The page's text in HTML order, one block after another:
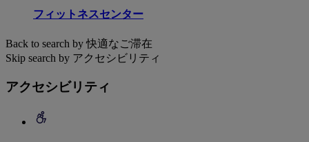
フィットネスセンター
Back to search by 快適なご滞在
Skip search by アクセシビリティ
アクセシビリティ